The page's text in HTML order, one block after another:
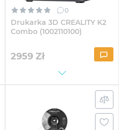
0
Drukarka 3D CREALITY K2
Combo (1002110100)
2959 Zł